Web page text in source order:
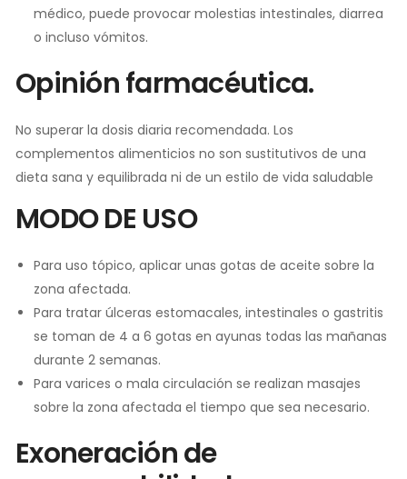
médico, puede provocar molestias intestinales, diarrea
o incluso vómitos.
Opinión farmacéutica.
No superar la dosis diaria recomendada. Los
complementos alimenticios no son sustitutivos de una
dieta sana y equilibrada ni de un estilo de vida saludable
MODO DE USO
Para uso tópico, aplicar unas gotas de aceite sobre la
zona afectada.
Para tratar úlceras estomacales, intestinales o gastritis
se toman de 4 a 6 gotas en ayunas todas las mañanas
durante 2 semanas.
Para varices o mala circulación se realizan masajes
sobre la zona afectada el tiempo que sea necesario.
Exoneración de